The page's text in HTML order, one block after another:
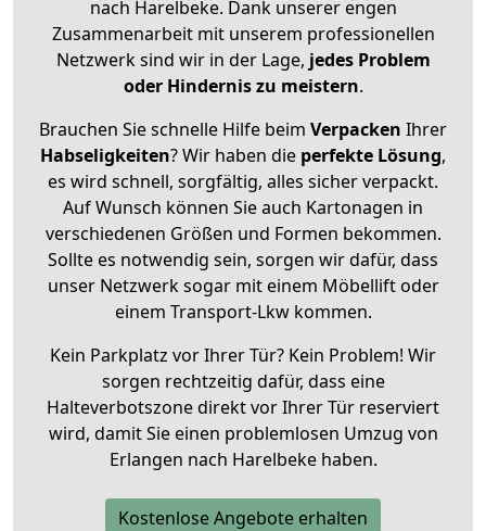
nach Harelbeke. Dank unserer engen
Zusammenarbeit mit unserem professionellen
Netzwerk sind wir in der Lage, jedes Problem
oder Hindernis zu meistern.
Brauchen Sie schnelle Hilfe beim Verpacken Ihrer
Habseligkeiten? Wir haben die perfekte Lösung,
es wird schnell, sorgfältig, alles sicher verpackt.
Auf Wunsch können Sie auch Kartonagen in
verschiedenen Größen und Formen bekommen.
Sollte es notwendig sein, sorgen wir dafür, dass
unser Netzwerk sogar mit einem Möbellift oder
einem Transport-Lkw kommen.
Kein Parkplatz vor Ihrer Tür? Kein Problem! Wir
sorgen rechtzeitig dafür, dass eine
Halteverbotszone direkt vor Ihrer Tür reserviert
wird, damit Sie einen problemlosen Umzug von
Erlangen nach Harelbeke haben.
Kostenlose Angebote erhalten